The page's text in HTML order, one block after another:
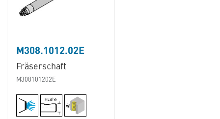
M308.1012.02E
Fräserschaft
M308101202E